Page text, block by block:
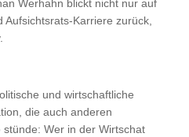
Werhahn blickt nicht nur auf
Karriere zurück,
und wirtschaftliche
die auch anderen
Wer in der Wirtschat